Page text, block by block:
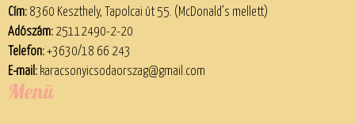
Cím:8360 Keszthely, Tapolcai út 55. (McDonald’s mellett)
Adószám:25112490-2-20
Telefon:+3630/18 66 243
E-mail: karacsonyicsodaorszag@gmail.com
Menü